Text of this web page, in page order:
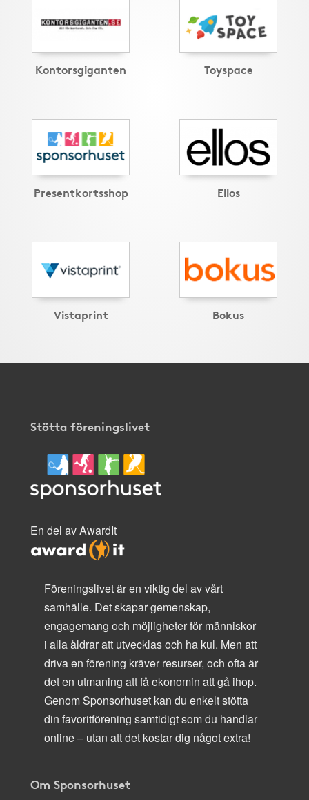
Kontorsgiganten Toyspace
Presentkortsshop Ellos
Vistaprint Bokus
Stötta föreningslivet
En del av AwardIt
Föreningslivet är en viktig del av vårt
samhälle. Det skapar gemenskap,
engagemang och möjligheter för människor
i alla åldrar att utvecklas och ha kul. Men att
driva en förening kräver resurser, och ofta är
det en utmaning att få ekonomin att gå ihop.
Genom Sponsorhuset kan du enkelt stötta
din favoritförening samtidigt som du handlar
online – utan att det kostar dig något extra!
Om Sponsorhuset